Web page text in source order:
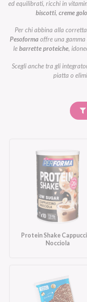
ed equilibrati, ricchi in
biscotti, creme
Per chi abbina alla
Pesoformaoffre una
lebarrette proteiche,
Scegli anche tra gli
piatta o
Protein Shake
Nocciola